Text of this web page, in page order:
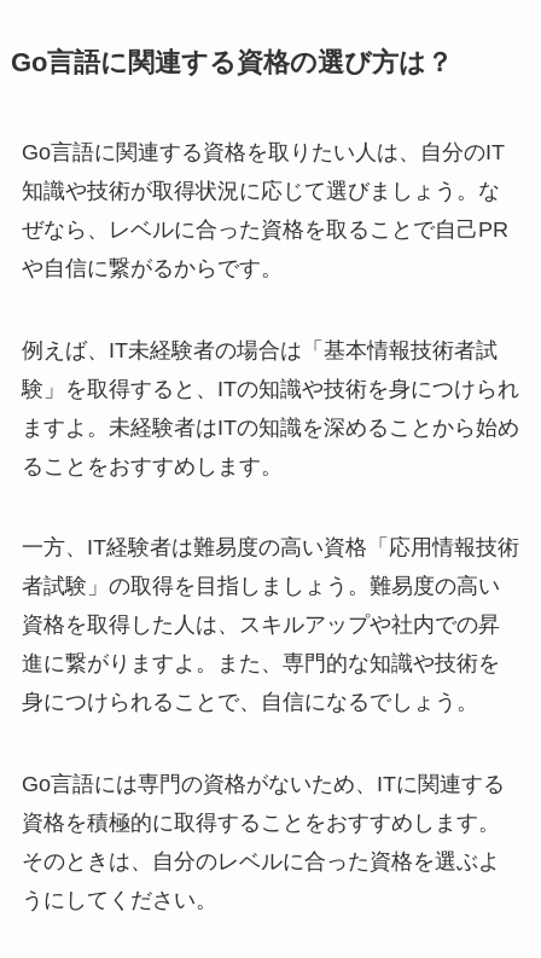
Go言語に関連する資格の選び方は？
Go言語に関連する資格を取りたい人は、自分のIT
知識や技術が取得状況に応じて選びましょう。な
ぜなら、レベルに合った資格を取ることで自己PR
や自信に繋がるからです。
例えば、IT未経験者の場合は「基本情報技術者試
験」を取得すると、ITの知識や技術を身につけられ
ますよ。未経験者はITの知識を深めることから始め
ることをおすすめします。
一方、IT経験者は難易度の高い資格「応用情報技術
者試験」の取得を目指しましょう。難易度の高い
資格を取得した人は、スキルアップや社内での昇
進に繋がりますよ。また、専門的な知識や技術を
身につけられることで、自信になるでしょう。
Go言語には専門の資格がないため、ITに関連する
資格を積極的に取得することをおすすめします。
そのときは、自分のレベルに合った資格を選ぶよ
うにしてください。